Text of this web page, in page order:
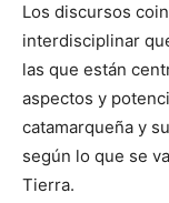
Los discursos
interdisciplinar
las que están
aspectos y
catamarqueña y
según lo que se
Tierra.